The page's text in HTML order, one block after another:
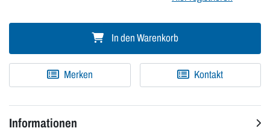
In den Warenkorb
Merken Kontakt
Informationen